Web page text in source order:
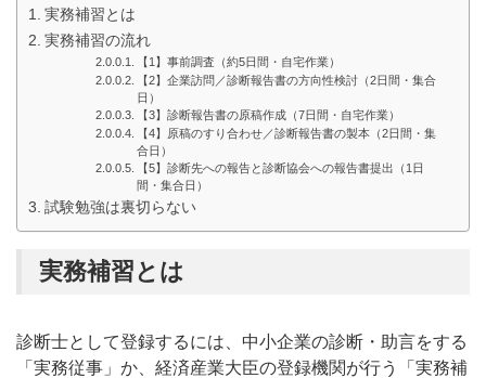
実務補習とは
実務補習の流れ
【1】事前調査（約5日間・自宅作業）
【2】企業訪問／診断報告書の方向性検討（2日間・集合
日）
【3】診断報告書の原稿作成（7日間・自宅作業）
【4】原稿のすり合わせ／診断報告書の製本（2日間・集
合日）
【5】診断先への報告と診断協会への報告書提出（1日
間・集合日）
試験勉強は裏切らない
実務補習とは
診断士として登録するには、中小企業の診断・助言をする
「実務従事」か、経済産業大臣の登録機関が行う「実務補